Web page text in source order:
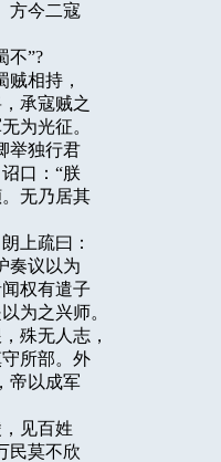
方今二寇
不”?
相持，
承寇贼之
为光征。
举独行君
口：“朕
无乃居其
上疏曰：
奏议以为
权有遣子
为之兴师。
殊无人志，
所部。外
帝以成军
见百姓
民莫不欣